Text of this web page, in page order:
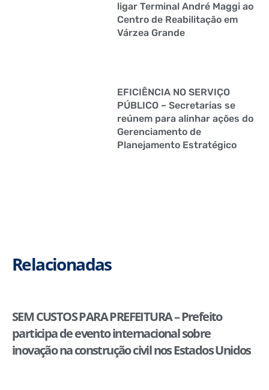
ligar Terminal André Maggi ao
Centro de Reabilitação em
Várzea Grande
EFICIÊNCIA NO SERVIÇO
PÚBLICO – Secretarias se
reúnem para alinhar ações do
Gerenciamento de
Planejamento Estratégico
Relacionadas
SEM CUSTOS PARA PREFEITURA – Prefeito
participa de evento internacional sobre
inovação na construção civil nos Estados Unidos